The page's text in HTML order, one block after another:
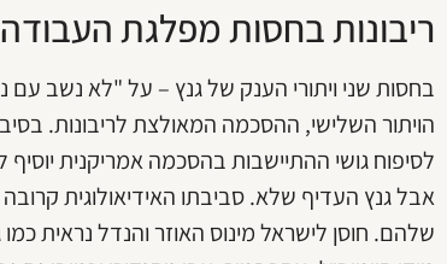
ריבונות בחסות מפלגת העבודה
בחסות שני ויתורי הענק של גנץ – על "לא נשב
הויתור השלישי, ההסכמה המאולצת לריבונות.
לסיפוח גושי ההתיישבות בהסכמה אמריקנית
אבל גנץ העדיף שלא. סביבתו האידיאולוגית
שלהם. חוסן לישראל מינוס האוזר והנדל נראית